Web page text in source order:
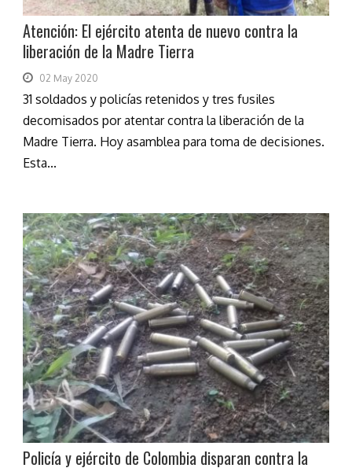
Atención: El ejército atenta de nuevo contra la
liberación de la Madre Tierra
02 May 2020
31 soldados y policías retenidos y tres fusiles
decomisados por atentar contra la liberación de la
Madre Tierra. Hoy asamblea para toma de decisiones.
Esta...
Policía y ejército de Colombia disparan contra la